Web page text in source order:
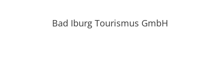
Bad Iburg Tourismus GmbH